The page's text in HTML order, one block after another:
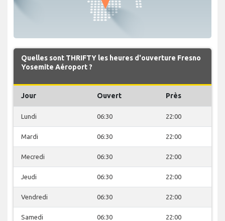
Quelles sont THRIFTY les heures d'ouverture Fresno
Yosemite Aéroport ?
Jour Ouvert Près
Lundi 06:30 22:00
Mardi 06:30 22:00
Mecredi 06:30 22:00
Jeudi 06:30 22:00
Vendredi 06:30 22:00
Samedi 06:30 22:00